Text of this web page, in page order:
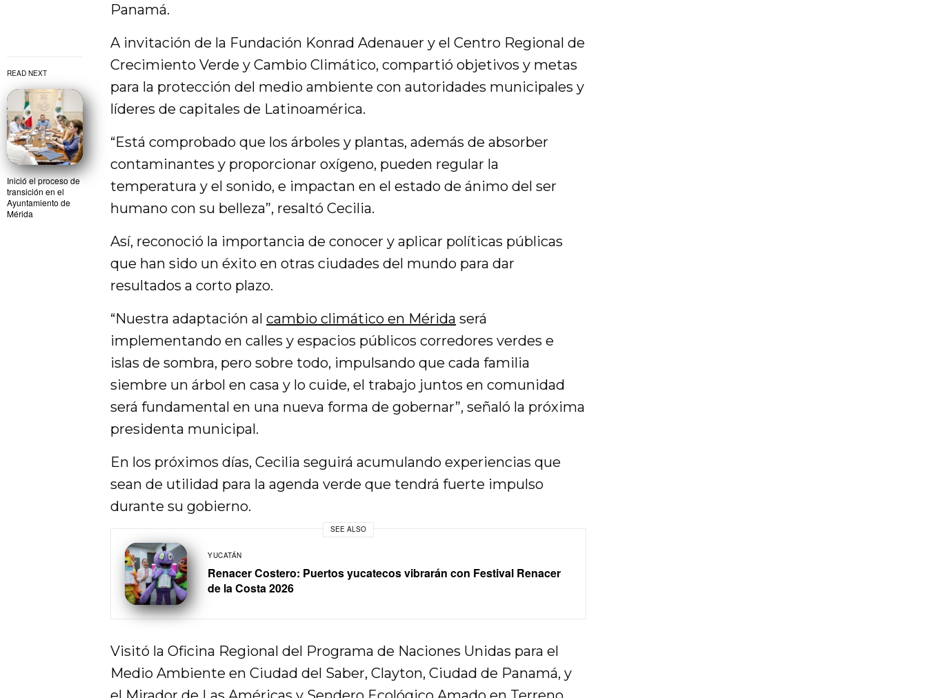
READ NEXT
Inició el proceso de
transición en el
Ayuntamiento de
Mérida
Panamá.
A invitación de la Fundación Konrad Adenauer y el Centro Regional de
Crecimiento Verde y Cambio Climático, compartió objetivos y metas
para la protección del medio ambiente con autoridades municipales y
líderes de capitales de Latinoamérica.
“Está comprobado que los árboles y plantas, además de absorber
contaminantes y proporcionar oxígeno, pueden regular la
temperatura y el sonido, e impactan en el estado de ánimo del ser
humano con su belleza”, resaltó Cecilia.
Así, reconoció la importancia de conocer y aplicar políticas públicas
que han sido un éxito en otras ciudades del mundo para dar
resultados a corto plazo.
“Nuestra adaptación alcambio climático en Mérida será
implementando en calles y espacios públicos corredores verdes e
islas de sombra, pero sobre todo, impulsando que cada familia
siembre un árbol en casa y lo cuide, el trabajo juntos en comunidad
será fundamental en una nueva forma de gobernar”, señaló la próxima
presidenta municipal.
En los próximos días, Cecilia seguirá acumulando experiencias que
sean de utilidad para la agenda verde que tendrá fuerte impulso
durante su gobierno.
SEE ALSO
YUCATÁN
Renacer Costero: Puertos yucatecos vibrarán con Festival Renacer
de la Costa 2026
Visitó la Oficina Regional del Programa de Naciones Unidas para el
Medio Ambiente en Ciudad del Saber, Clayton, Ciudad de Panamá, y